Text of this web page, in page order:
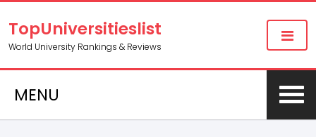
TopUniversitieslist
World University Rankings & Reviews
MENU